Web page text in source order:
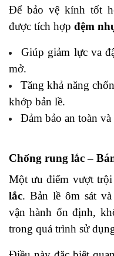
Để bảo vệ kính tốt
được tích hợp đệm
Giúp giảm lực va
mở.
Tăng khả năng
khớp bản lề.
Đảm bảo an toàn
Chống rung lắc –
Một ưu điểm vượt trội
lắc. Bản lề ôm sát
vận hành ổn định,
trong quá trình sử